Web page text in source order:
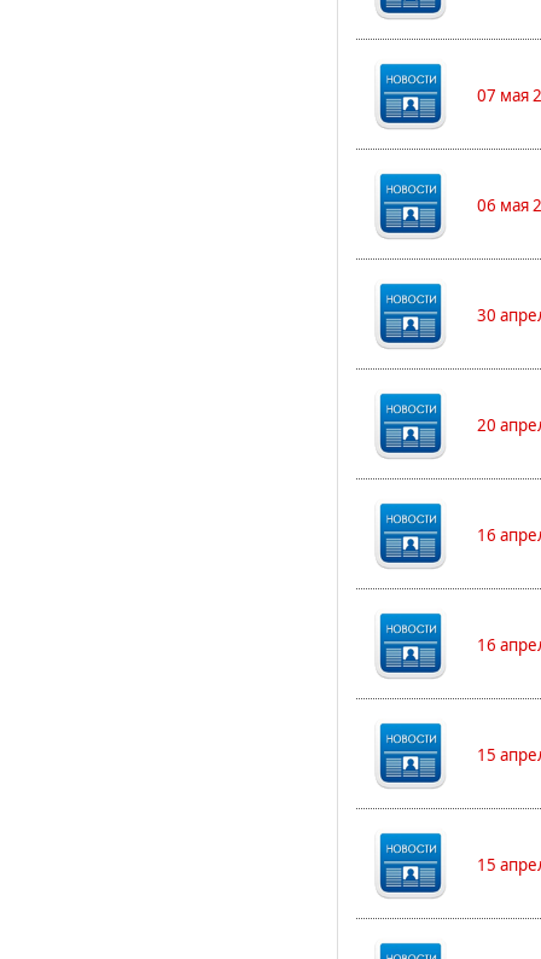
07 мая
06 мая
30
20
16
16
15
15